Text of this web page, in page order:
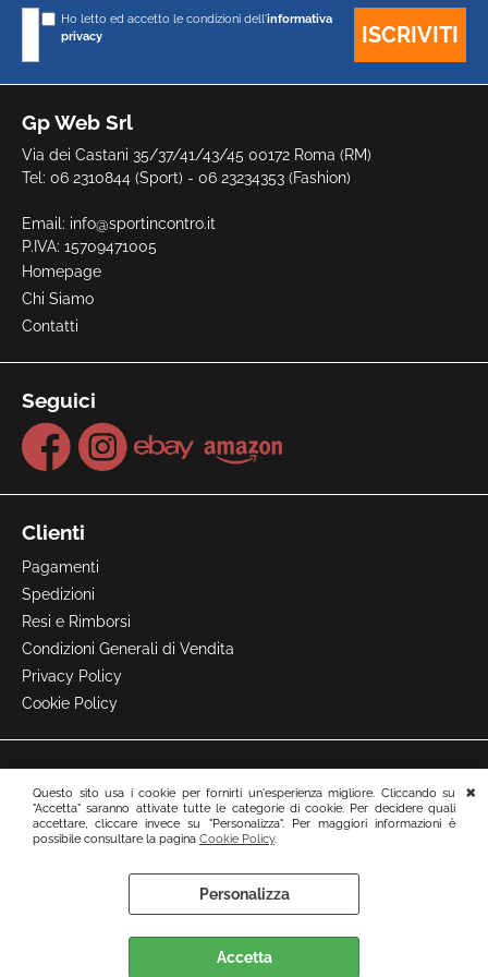
Questo sito usa i cookie per fornirti un'esperienza migliore. Cliccando su
"Accetta" saranno attivate tutte le categorie di cookie. Per decidere quali
accettare, cliccare invece su "Personalizza". Per maggiori informazioni è
possibile consultare la pagina Cookie Policy.
Personalizza
Accetta
Gp Web Srl
Via dei Castani 35/37/41/43/45 00172 Roma (RM)
Tel: 06 2310844 (Sport) - 06 23234353 (Fashion)
Email: info@sportincontro.it
P.IVA: 15709471005
Homepage
Chi Siamo
Contatti
Seguici
Clienti
Pagamenti
Spedizioni
Resi e Rimborsi
Condizioni Generali di Vendita
Privacy Policy
Cookie Policy
Ho letto ed accetto le condizioni dell'informativa
privacy
Preferenze cookie